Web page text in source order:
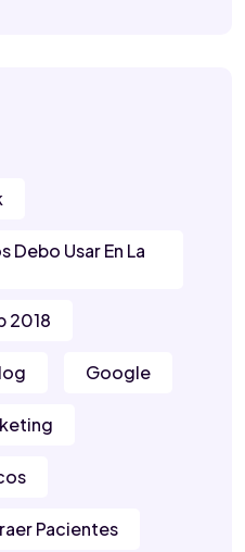
Debo Usar En La
2018
Google
Pacientes